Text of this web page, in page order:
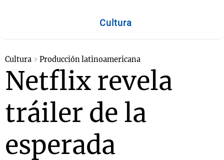
Cultura
Cultura Producción latinoamericana
Netflix revela
tráiler de la
esperada